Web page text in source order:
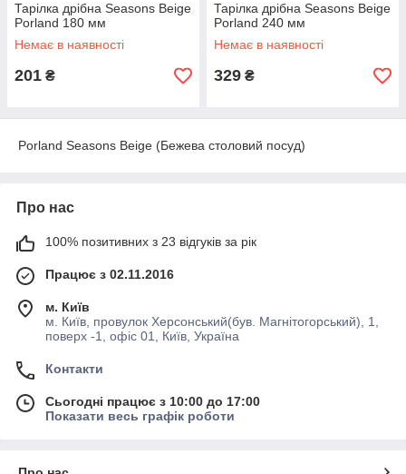
Тарілка дрібна Seasons Beige
Porland 180 мм
Немає в наявності
201 ₴
Тарілка дрібна Seasons Beige
Porland 240 мм
Немає в наявності
329 ₴
Porland Seasons Beige (Бежева столовий посуд)
Про нас
100% позитивних з 23 відгуків за рік
Працює з 02.11.2016
м. Київ
м. Київ, провулок Херсонський(був. Магнітогорський), 1,
поверх -1, офіс 01, Київ, Україна
Контакти
Сьогодні працює з 10:00 до 17:00
Показати весь графік роботи